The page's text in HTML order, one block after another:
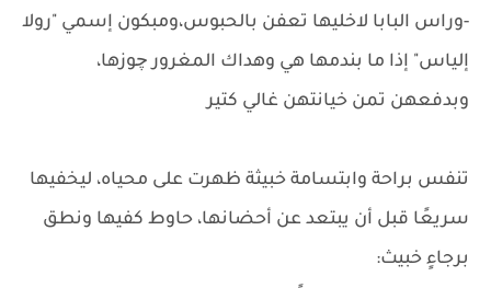
-وراس البابا لاخليها تعفن بالحبوس،ومبكون إسمي "رولا
إلياس" إذا ما بندمها هي وهداك المغرور چوزها،
وبدفعهن تمن خيانتهن غالي كتير
تنفس براحة وابتسامة خبيثة ظهرت على محياه، ليخفيها
سريعًا قبل أن يبتعد عن أحضانها، حاوط كفيها ونطق
برجاءٍ خبيث: